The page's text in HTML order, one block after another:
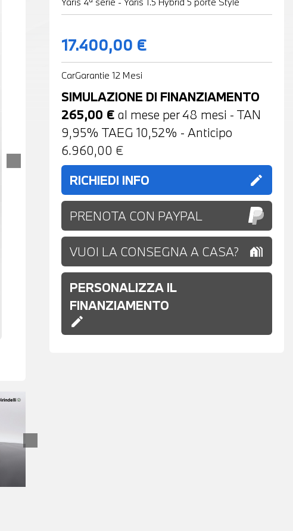
17.400,00 €
CarGarantie 12 Mesi
SIMULAZIONE DI FINANZIAMENTO
265,00 € al mese per48 mesi - TAN
9,95% TAEG 10,52% - Anticipo
6.960,00 €
RICHIEDI INFO
edit
PRENOTA CON PAYPAL
VUOI LA CONSEGNA A CASA? holiday_village
PERSONALIZZA IL
FINANZIAMENTO
edit